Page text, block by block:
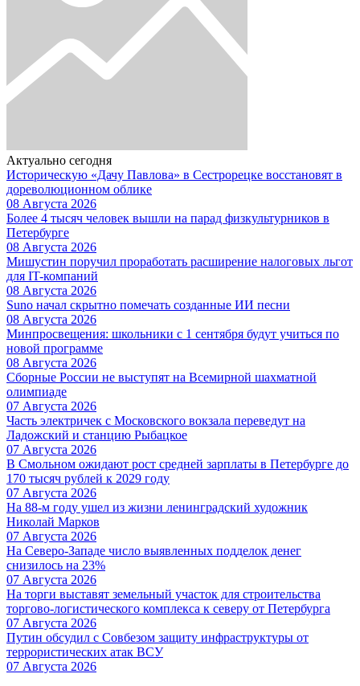
Актуально сегодня
Историческую «Дачу Павлова» в Сестрорецке восстановят в
дореволюционном облике
08 Августа 2026
Более 4 тысяч человек вышли на парад физкультурников в
Петербурге
08 Августа 2026
Мишустин поручил проработать расширение налоговых льгот
для IT-компаний
08 Августа 2026
Suno начал скрытно помечать созданные ИИ песни
08 Августа 2026
Минпросвещения: школьники с 1 сентября будут учиться по
новой программе
08 Августа 2026
Сборные России не выступят на Всемирной шахматной
олимпиаде
07 Августа 2026
Часть электричек с Московского вокзала переведут на
Ладожский и станцию Рыбацкое
07 Августа 2026
В Смольном ожидают рост средней зарплаты в Петербурге до
170 тысяч рублей к 2029 году
07 Августа 2026
На 88-м году ушел из жизни ленинградский художник
Николай Марков
07 Августа 2026
На Северо-Западе число выявленных подделок денег
снизилось на 23%
07 Августа 2026
На торги выставят земельный участок для строительства
торгово-логистического комплекса к северу от Петербурга
07 Августа 2026
Путин обсудил с Совбезом защиту инфраструктуры от
террористических атак ВСУ
07 Августа 2026